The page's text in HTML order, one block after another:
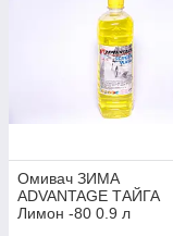
Омивач ЗИМА
ADVANTAGE ТАЙГА
Лимон -80 0.9 л